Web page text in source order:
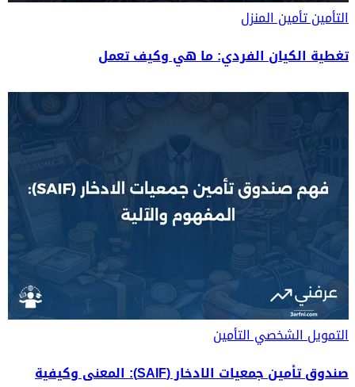
التأمينتأمين المنزل
تغطية الكيان الفردي: ما هي وكيف تعمل
التمويل الشخصيالتأمين
صندوق تأمين جمعيات الادخار (SAIF): المعنى وكيفية